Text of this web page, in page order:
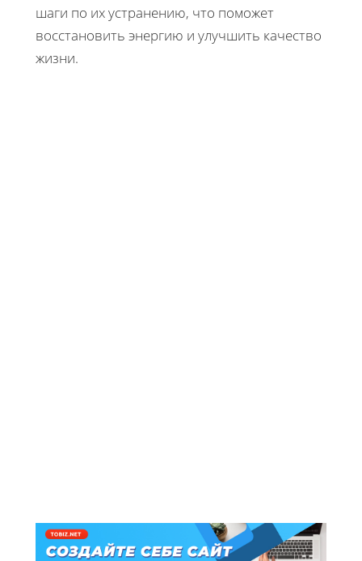
шаги по их устранению, что поможет
восстановить энергию и улучшить качество
жизни.